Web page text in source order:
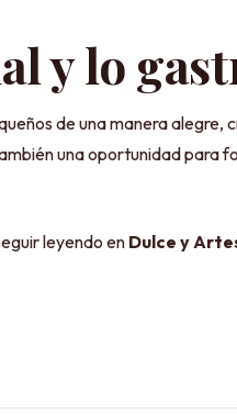
y lo
de una manera alegre,
una oportunidad para
leyendo en Dulce y